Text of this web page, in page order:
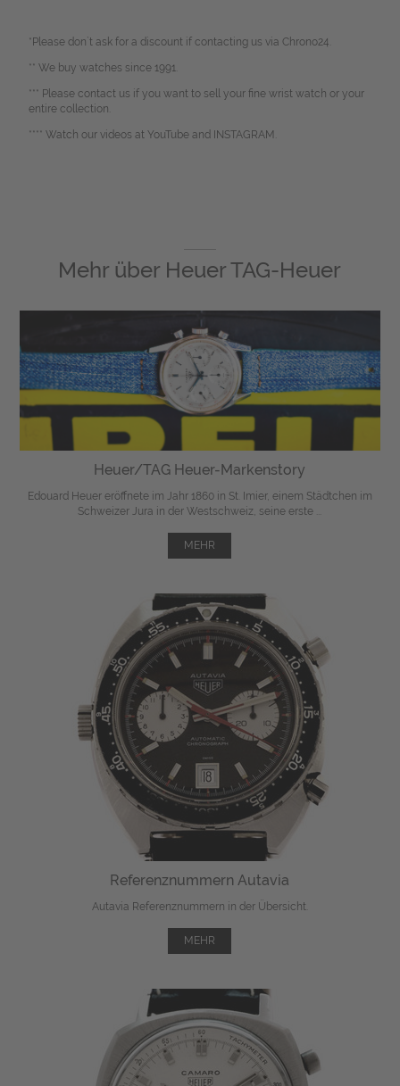
*Please don`t ask for a discount if contacting us via Chrono24.
** We buy watches since 1991.
*** Please contact us if you want to sell your fine wrist watch or your
entire collection.
**** Watch our videos at YouTube and INSTAGRAM.
Mehr über Heuer TAG-Heuer
Heuer/TAG Heuer-Markenstory
Edouard Heuer eröffnete im Jahr 1860 in St. Imier, einem Städtchen im
Schweizer Jura in der Westschweiz, seine erste ...
MEHR
Referenznummern Autavia
Autavia Referenznummern in der Übersicht.
MEHR